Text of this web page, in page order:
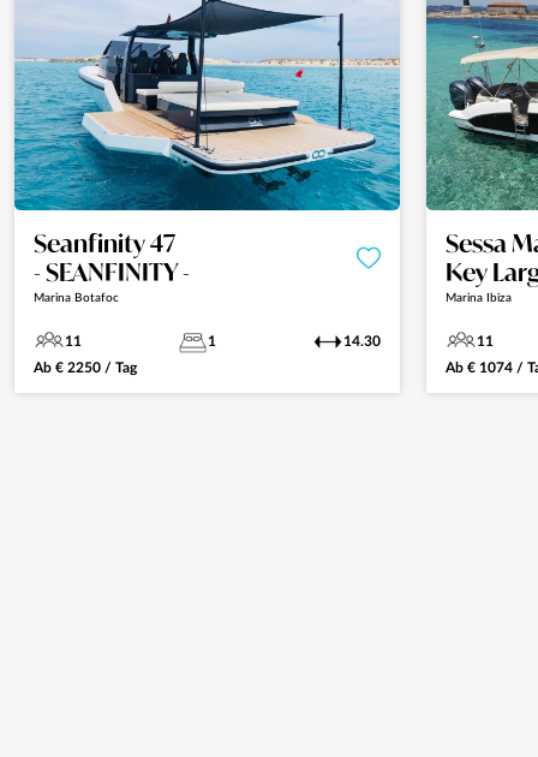
Seanfinity 47
- SEANFINITY -
Marina Botafoc
11 1
14.30
Ab € 2250 / Tag
Sessa
Key
Marina Ibiza
11
Ab€ 1074 /